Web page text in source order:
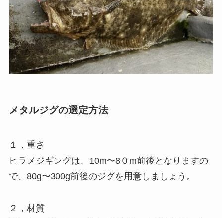
メタルジグの選定方法
１，重さ
ヒラメジギングは、10m〜8０m前後となりますの
で、80g〜300g前後のジグを用意しましょう。
２，材質